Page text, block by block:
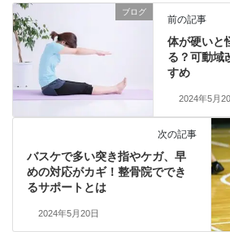
ブログ
前の記事
体が硬いと
る？可動域
すめ
2024年5月
次の記事
バスケで多い突き指やケガ、早
めの対応がカギ！整骨院ででき
るサポートとは
2024年5月20日